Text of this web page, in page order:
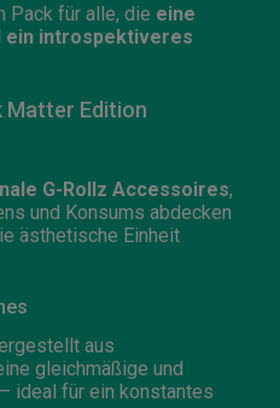
Pack für alle, die eine
ein introspektiveres
Matter Edition
G-Rollz Accessoires,
und Konsums abdecken
ästhetische Einheit
aus
gleichmäßige und
ideal für ein konstantes